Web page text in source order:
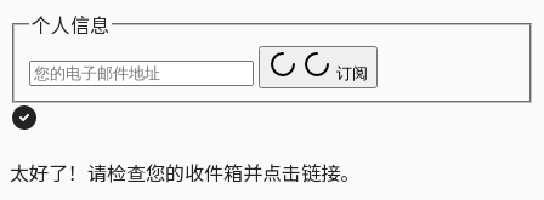
个人信息
订阅
太好了！请检查您的收件箱并点击链接。